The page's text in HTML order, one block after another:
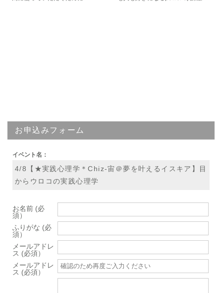
お申込みフォーム
イベント名：
4/8【★実践心理学＊Chiz-宙＠夢を叶えるイスキア】目
からウロコの実践心理学
お名前 (必
須）
ふりがな (必
須）
メールアドレ
ス (必須）
メールアドレ
ス (必須）